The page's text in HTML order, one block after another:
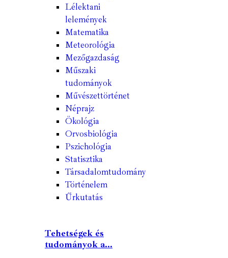
Lélektani
lelemények
Matematika
Meteorológia
Mezőgazdaság
Műszaki
tudományok
Művészettörténet
Néprajz
Ökológia
Orvosbiológia
Pszichológia
Statisztika
Társadalomtudomány
Történelem
Űrkutatás
Tehetségek és
tudományok a...